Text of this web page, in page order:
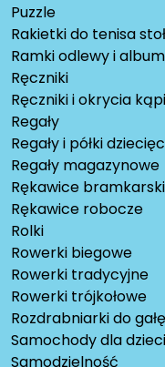
Puzzle
Rakietki do tenisa
Ramki odlewy i
Ręczniki
Ręczniki i okrycia
Regały
Regały i półki
Regały magazynowe
Rękawice
Rękawice robocze
Rolki
Rowerki biegowe
Rowerki tradycyjne
Rowerki trójkołowe
Rozdrabniarki do
Samochody dla dzieci
Samodzielność